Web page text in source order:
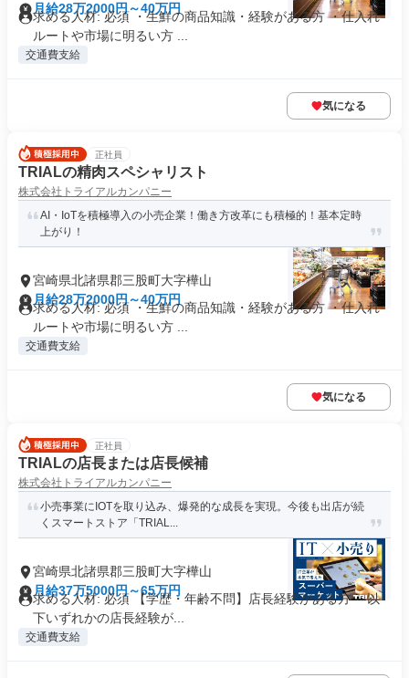
月給28万2000円～40万円
求める人材: 必須 ・生鮮の商品知識・経験がある方 ・仕入れ
ルートや市場に明るい方 ...
交通費支給
気になる
正社員
TRIALの精肉スペシャリスト
株式会社トライアルカンパニー
AI・IoTを積極導入の小売企業！働き方改革にも積極的！基本定時
上がり！
宮崎県北諸県郡三股町大字樺山
月給28万2000円～40万円
求める人材: 必須 ・生鮮の商品知識・経験がある方 ・仕入れ
ルートや市場に明るい方 ...
交通費支給
気になる
正社員
TRIALの店長または店長候補
株式会社トライアルカンパニー
小売事業にIOTを取り込み、爆発的な成長を実現。今後も出店が続
くスマートストア「TRIAL...
宮崎県北諸県郡三股町大字樺山
月給37万5000円～65万円
求める人材: 必須 【学歴・年齢不問】店長経験がある方 ～以
下いずれかの店長経験が...
交通費支給